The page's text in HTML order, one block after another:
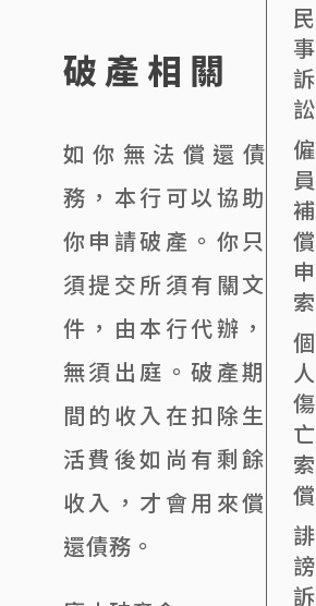
破產相關
如你無法償還債
務，本行可以協助
你申請破產。你只
須提交所須有關文
件，由本行代辦，
無須出庭。破產期
間的收入在扣除生
活費後如尚有剩餘
收入，才會用來償
還債務。
民
事
訴
訟
僱
員
補
償
申
索
個
人
傷
亡
索
償
誹
謗
訴